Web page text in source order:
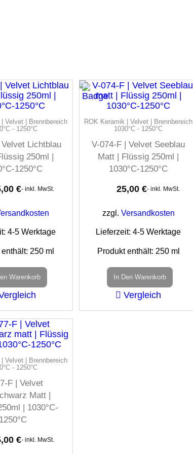
Velvet | Brennbereich
- 1250°C
Lichtblau
250ml |
1250°C
€- inkl. MwSt.
Warenkorb
4-5 Werktage
250 ml
ROK Keramik | Velvet | Brennbereich
1030°C - 1250°C
V-074-F | Velvet Seeblau
Matt | Flüssig 250ml |
1030°C-1250°C
25,00 €- inkl. MwSt.
In Den Warenkorb
Vergleich
zzgl. Versandkosten
Lieferzeit:4-5 Werktage
Produkt enthält: 250 ml
Velvet | Brennbereich
- 1250°C
F | Velvet
Matt |
| 1030°C-
€- inkl. MwSt.